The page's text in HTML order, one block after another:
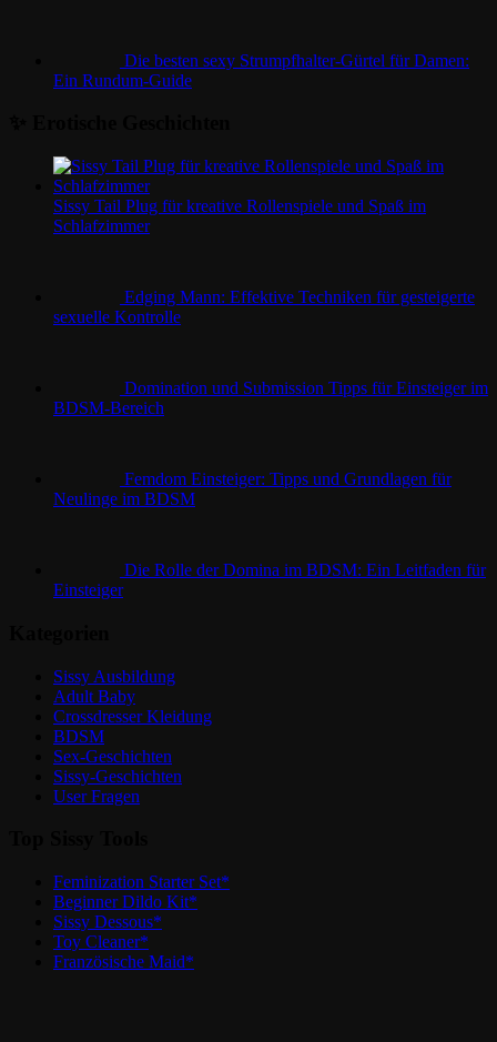
Die besten sexy Strumpfhalter-Gürtel für Damen:
Ein Rundum-Guide
Sissy Tail Plug für kreative Rollenspiele und Spaß im
Schlafzimmer
Edging Mann: Effektive Techniken für gesteigerte
sexuelle Kontrolle
Domination und Submission Tipps für Einsteiger im
BDSM-Bereich
Femdom Einsteiger: Tipps und Grundlagen für
Neulinge im BDSM
Die Rolle der Domina im BDSM: Ein Leitfaden für
Einsteiger
Sissy Ausbildung
Adult Baby
Crossdresser Kleidung
BDSM
Sex-Geschichten
Sissy-Geschichten
User Fragen
Feminization Starter Set*
Beginner Dildo Kit*
Sissy Dessous*
Toy Cleaner*
Französische Maid*